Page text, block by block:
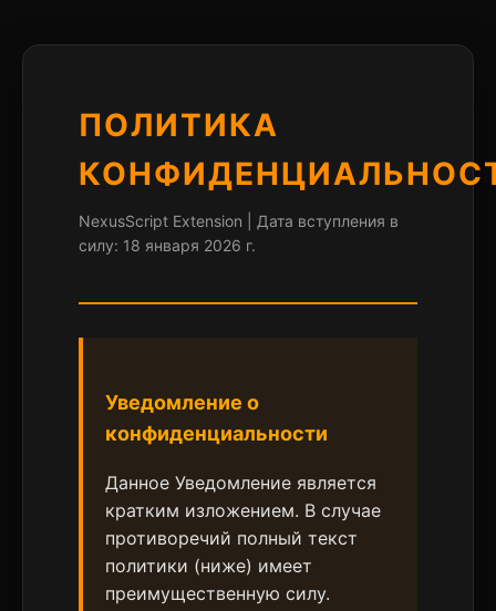
ПОЛИТИКА
NexusScript Extension | Дата вступления в
силу: 18 января 2026 г.
Уведомление о
конфиденциальности
Данное Уведомление является
кратким изложением. В случае
противоречий полный текст
политики (ниже) имеет
преимущественную силу.